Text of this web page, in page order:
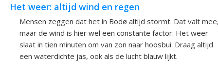
Het weer: altijd wind en regen
Mensen zeggen dat het in Bodø altijd stormt. Dat valt
maar de wind is hier wel een constante factor. Het weer
slaat in tien minuten om van zon naar hoosbui. Draag altijd
een waterdichte jas, ook als de lucht blauw lijkt.